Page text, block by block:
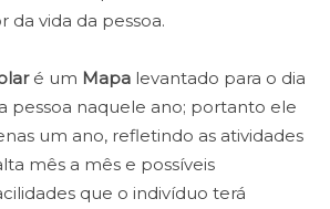
da vida da pessoa.
é um Mapa levantado para o dia
pessoa naquele ano; portanto ele
um ano, refletindo as atividades
mês a mês e possíveis
que o indivíduo terá